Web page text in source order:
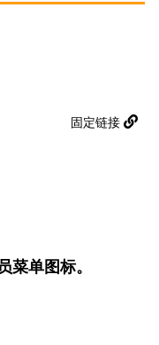
固定链接
菜单图标。